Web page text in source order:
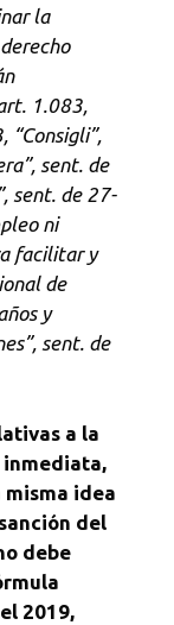
la
1.083,
“Consigli”,
sent. de
sent. de 27-
ni
facilitar y
de
y
sent. de
a la
misma idea
del
debe
2019,